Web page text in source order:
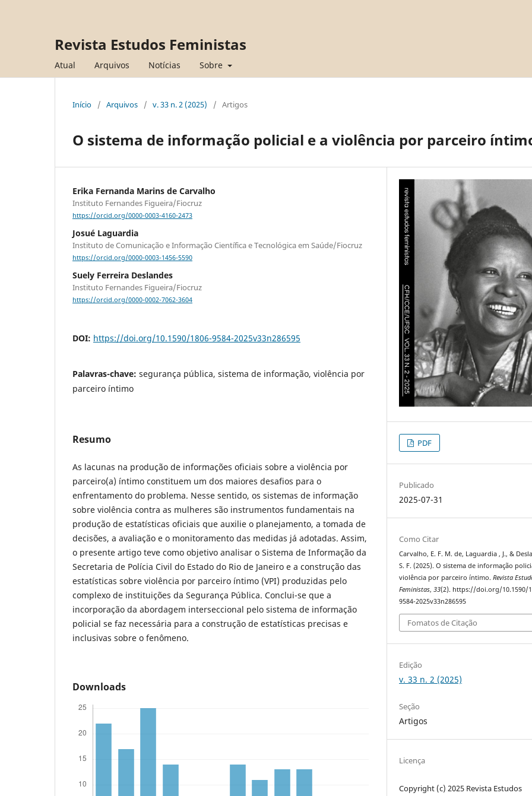
Revista Estudos Feministas
Atual Arquivos Notícias Sobre
Início / Arquivos / v. 33 n. 2 (2025) / Artigos
O sistema de informação policial e a violência por parceiro
Erika Fernanda Marins de Carvalho
Instituto Fernandes Figueira/Fiocruz
https://orcid.org/0000-0003-4160-2473
Josué Laguardia
Instituto de Comunicação e Informação Científica e Tecnológica em Saúde/Fiocruz
https://orcid.org/0000-0003-1456-5590
Suely Ferreira Deslandes
Instituto Fernandes Figueira/Fiocruz
https://orcid.org/0000-0002-7062-3604
DOI: https://doi.org/10.1590/1806-9584-2025v33n286595
Palavras-chave: segurança pública, sistema de informação, violência por
parceiro íntimo
Resumo
As lacunas na produção de informações oficiais sobre a violência por
parceiro(a) íntimo constituem um dos maiores desafios para o
enfrentamento do problema. Nesse sentido, os sistemas de informação
sobre violência contra as mulheres são instrumentos fundamentais na
produção de estatísticas oficiais que auxilie o planejamento, a tomada de
decisões, a avaliação e o monitoramento das medidas já adotadas. Assim,
o presente artigo teve como objetivo analisar o Sistema de Informação da
Secretaria de Polícia Civil do Estado do Rio de Janeiro e a construção das
estatísticas sobre violência por parceiro íntimo (VPI) produzidas pelo
complexo de instituições da Segurança Pública. Conclui-se que a
incorporação da abordagem interseccional pelo sistema de informação
policial se faz necessária para a construção de estatísticas precisas e
inclusivas sobre o fenômeno.
Downloads
PDF
Publicado
2025-07-31
Como Citar
Carvalho, E. F. M. de, Laguardia , J., &
S. F. (2025). O sistema de informação
violência por parceiro íntimo.Revista
Feministas,33(2). https://doi.org/10.1590/
9584-2025v33n286595
Fomatos de Citação
Edição
v. 33 n. 2 (2025)
Seção
Artigos
Licença
Copyright (c) 2025 Revista Estudos